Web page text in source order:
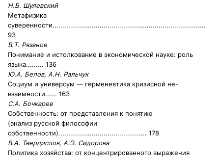
Н.Б. Шулевский
Метафизика
суверенности..............................................................................
93
В.Т. Рязанов
Понимание и истолкование в экономической науке: роль
языка......... 136
Ю.А. Белов, А.Н. Ральчук
Социум и универсум — герменевтика кризисной не-
взаимности...... 163
С.А. Бочкарев
Собственность: от представления к понятию
(анализ русской философии
собственности)............................................. 178
В.А. Твердислов, А.Э. Сидорова
Политика хозяйства: от концентрированного выражения